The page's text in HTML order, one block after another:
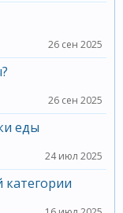
26 сен 2025
26 сен 2025
еды
24 июл 2025
категории